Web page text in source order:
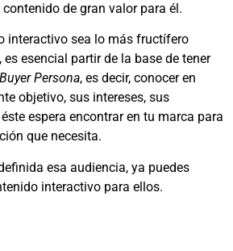
de gran valor para él.
interactivo sea lo más fructífero
esencial partir de la base de tener
Buyer Persona, es decir, conocer en
objetivo, sus intereses, sus
espera encontrar en tu marca para
que necesita.
esa audiencia, ya puedes
interactivo para ellos.